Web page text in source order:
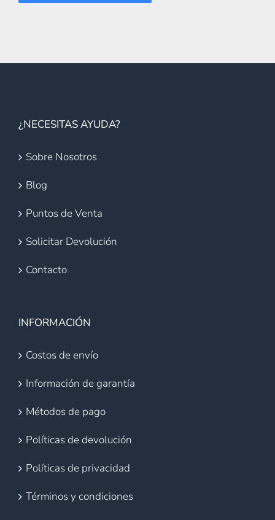
¿NECESITAS AYUDA?
Sobre Nosotros
Blog
Puntos de Venta
Solicitar Devolución
Contacto
INFORMACIÓN
Costos de envío
Información de garantía
Métodos de pago
Políticas de devolución
Políticas de privacidad
Términos y condiciones